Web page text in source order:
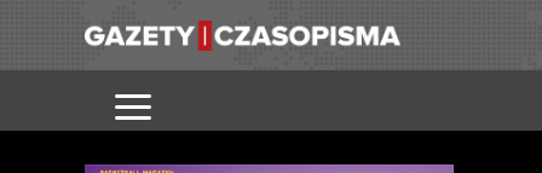
28
OTRZYMAĆ
GET TO I